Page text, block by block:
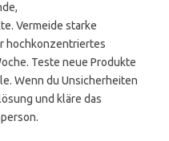
Vermeide starke
hochkonzentriertes
Teste neue Produkte
Wenn du Unsicherheiten
und kläre das